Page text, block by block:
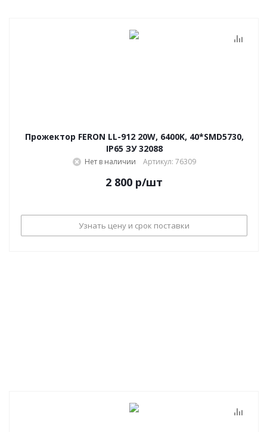
Прожектор FERON LL-912 20W, 6400K, 40*SMD5730,
IP65 ЗУ 32088
Нет в наличии Артикул: 76309
2 800 р/шт
Узнать цену и срок поставки